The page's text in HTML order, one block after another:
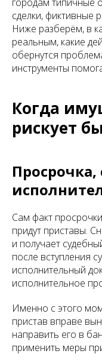
сделки, фиктивные
Ниже разберём, в
реальным, какие
обернутся
инструменты
Когда
рискует
Просрочка,
Сам факт
придут приставы.
и получает
после вступления
исполнительный
исполнительное
Именно с этого
пристав вправе
направить его в
применить меры